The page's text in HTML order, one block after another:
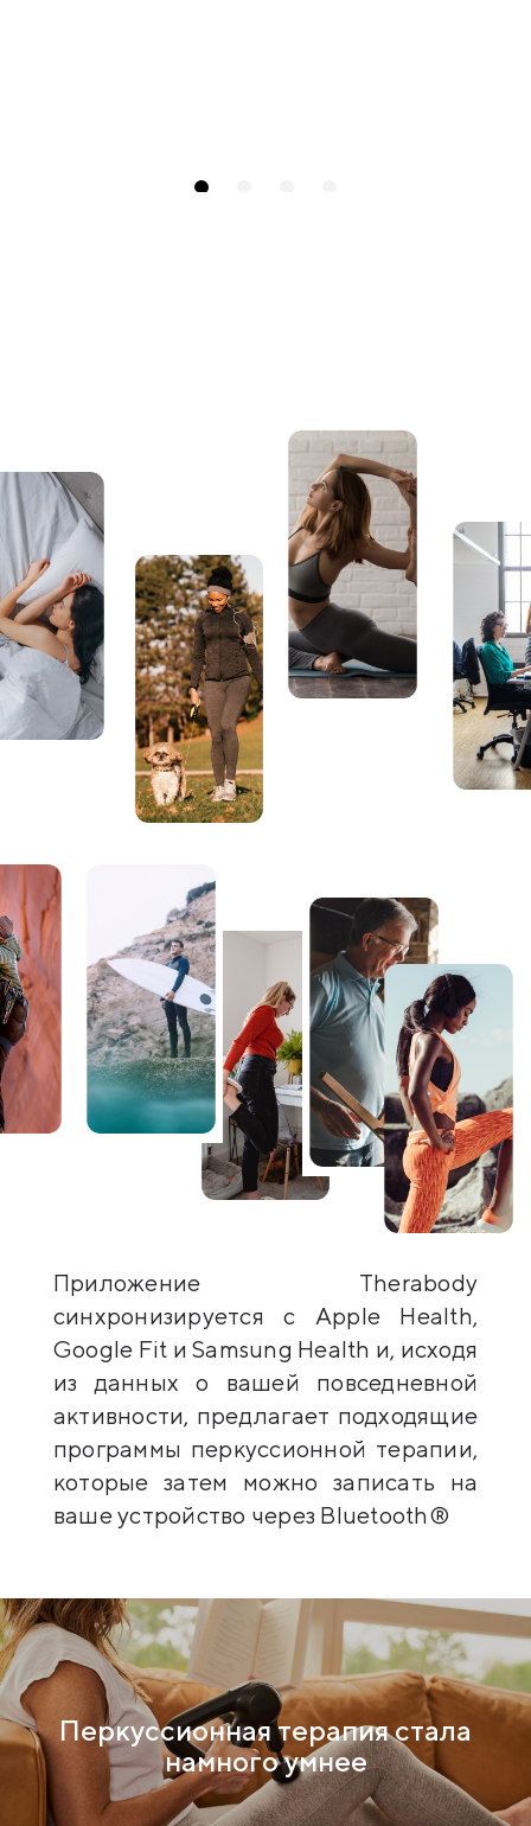
Приложение Therabody
синхронизируется с Apple Health,
Google Fit и Samsung Health и, исходя
из данных о вашей повседневной
активности, предлагает подходящие
программы перкуссионной терапии,
которые затем можно записать на
ваше устройство через Bluetooth®
Перкуссионная терапия стала
намного умнее